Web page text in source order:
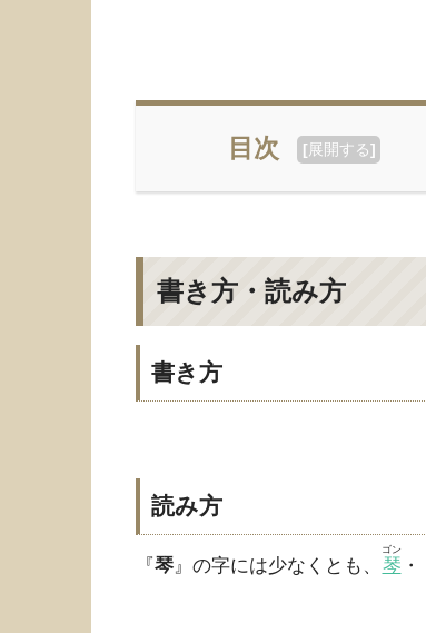
目次 [展開する]
書き方・読み方
書き方
読み方
『琴』の字には少なくとも、 琴
ゴン
・